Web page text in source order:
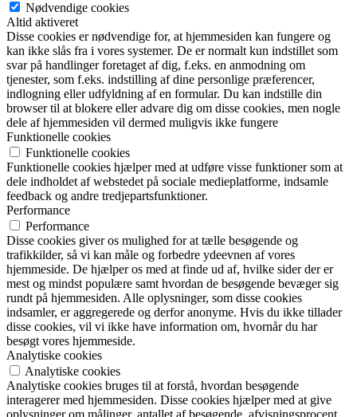
Nødvendige cookies
Altid aktiveret
Disse cookies er nødvendige for, at hjemmesiden kan fungere og
kan ikke slås fra i vores systemer. De er normalt kun indstillet som
svar på handlinger foretaget af dig, f.eks. en anmodning om
tjenester, som f.eks. indstilling af dine personlige præferencer,
indlogning eller udfyldning af en formular. Du kan indstille din
browser til at blokere eller advare dig om disse cookies, men nogle
dele af hjemmesiden vil dermed muligvis ikke fungere
Funktionelle cookies
Funktionelle cookies
Funktionelle cookies hjælper med at udføre visse funktioner som at
dele indholdet af webstedet på sociale medieplatforme, indsamle
feedback og andre tredjepartsfunktioner.
Performance
Performance
Disse cookies giver os mulighed for at tælle besøgende og
trafikkilder, så vi kan måle og forbedre ydeevnen af vores
hjemmeside. De hjælper os med at finde ud af, hvilke sider der er
mest og mindst populære samt hvordan de besøgende bevæger sig
rundt på hjemmesiden. Alle oplysninger, som disse cookies
indsamler, er aggregerede og derfor anonyme. Hvis du ikke tillader
disse cookies, vil vi ikke have information om, hvornår du har
besøgt vores hjemmeside.
Analytiske cookies
Analytiske cookies
Analytiske cookies bruges til at forstå, hvordan besøgende
interagerer med hjemmesiden. Disse cookies hjælper med at give
oplysninger om målinger, antallet af besøgende, afvisningsprocent,